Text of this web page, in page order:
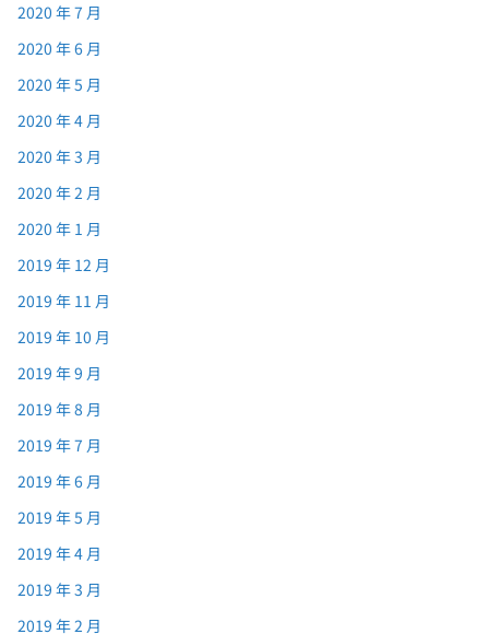
2020 年 7 月
2020 年 6 月
2020 年 5 月
2020 年 4 月
2020 年 3 月
2020 年 2 月
2020 年 1 月
2019 年 12 月
2019 年 11 月
2019 年 10 月
2019 年 9 月
2019 年 8 月
2019 年 7 月
2019 年 6 月
2019 年 5 月
2019 年 4 月
2019 年 3 月
2019 年 2 月